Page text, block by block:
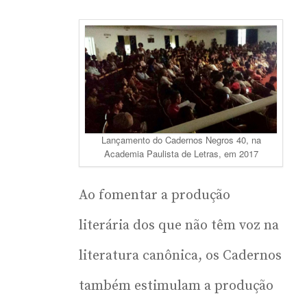
Lançamento do Cadernos Negros 40, na
Academia Paulista de Letras, em 2017
Ao fomentar a produção
literária dos que não têm voz na
literatura canônica, os Cadernos
também estimulam a produção